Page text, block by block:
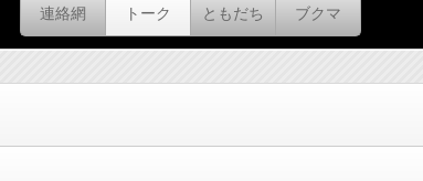
連絡網 トーク ともだち ブクマ